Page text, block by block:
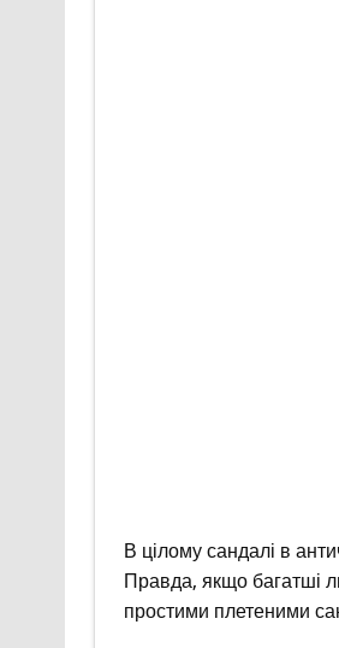
В цілому сандалі в
Правда, якщо багатші
простими плетеними